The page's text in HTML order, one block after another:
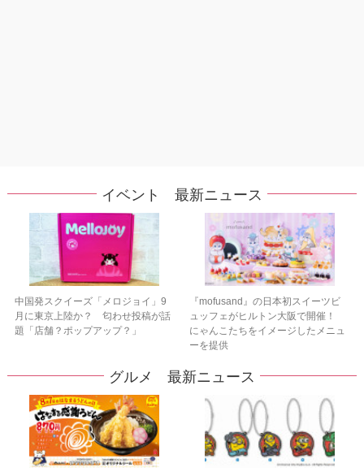
イベント 最新ニュース
中国発スクイーズ「メロジョイ」9
月に東京上陸か？ 匂わせ投稿が話
題「店舗？ポップアップ？」
『mofusand』の日本初スイーツビ
ュッフェがヒルトン大阪で開催！
にゃんこたちをイメージしたメニュ
ーを提供
グルメ 最新ニュース